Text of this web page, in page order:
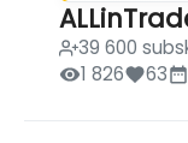
39 600
1 826
63